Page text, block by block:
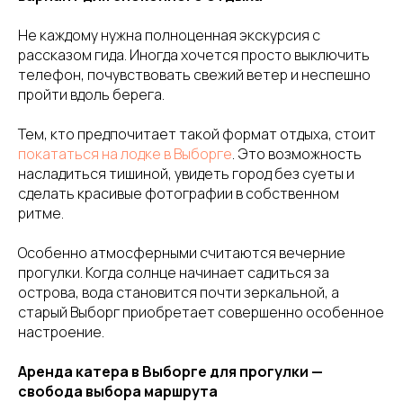
Не каждому нужна полноценная экскурсия с
рассказом гида. Иногда хочется просто выключить
телефон, почувствовать свежий ветер и неспешно
пройти вдоль берега.
Тем, кто предпочитает такой формат отдыха, стоит
покататься на лодке в Выборге. Это возможность
насладиться тишиной, увидеть город без суеты и
сделать красивые фотографии в собственном
ритме.
Особенно атмосферными считаются вечерние
прогулки. Когда солнце начинает садиться за
острова, вода становится почти зеркальной, а
старый Выборг приобретает совершенно особенное
настроение.
Аренда катера в Выборге для прогулки —
свобода выбора маршрута